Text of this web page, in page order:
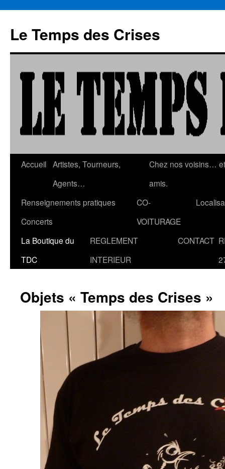
contenu
Le Temps des Crises
Accueil Artistes, Tourneurs,
Agents…
Chez nos voisins… et
amis.
Renseignements pratiques
Concerts
CO-
VOITURAGE
La Boutique du
TDC
REGLEMENT
INTERIEUR
CONTACT
Objets « Temps des Crises »